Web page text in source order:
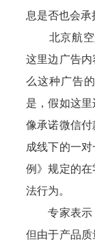
息是否也会承
北京航空
这里边广告
么这种广告
是，假如这
像承诺微信
成线下的一
例》规定的
法行为。
专家表示，
但由于产品